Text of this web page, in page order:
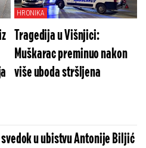
HRONIKA
Tragedija u Višnjici:
Muškarac preminuo nakon
više uboda stršljena
u ubistvu Antonije Biljić